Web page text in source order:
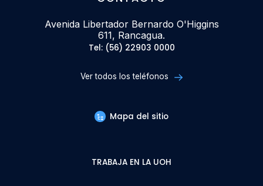
Avenida Libertador Bernardo O'Higgins
611, Rancagua.
Tel: (56) 22903 0000
Ver todos los teléfonos
Mapa del sitio
TRABAJA EN LA UOH